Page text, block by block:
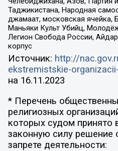
Таджикистана, Народная
джамаат, московская ячейка,
Маньяки Культ Убийц,
Легион Свобода России,
корпус
Источник: http://
ekstremistskie-
на 16.11.2023
* Перечень
религиозных
которых судом принято
законную силу решение
запрете деятельности: